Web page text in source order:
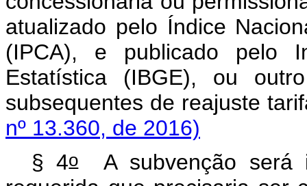
atualizado pelo Índice
(IPCA), e publicado pelo
Estatística (IBGE), ou
subsequentes de
nº 13.360, de 2016)
§ 4oA subvenção será